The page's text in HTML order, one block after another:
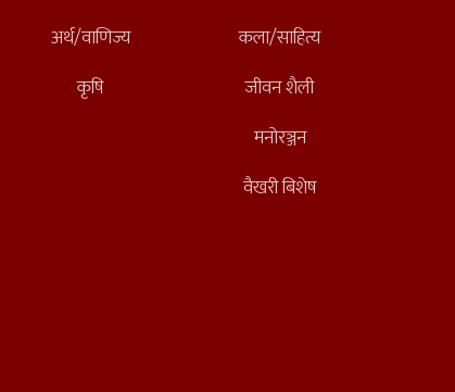
अर्थ/वाणिज्य
कृषि
कला/साहित्य
जीवन शैली
मनोरञ्जन
वैखरी बिशेष